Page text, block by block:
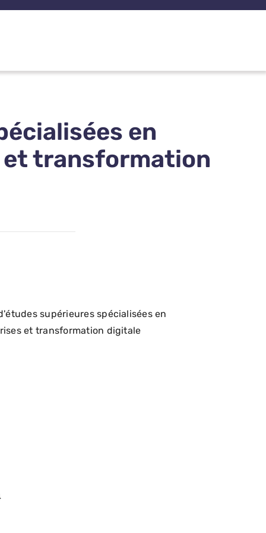
en
et transformation
supérieures spécialisées en
et transformation digitale